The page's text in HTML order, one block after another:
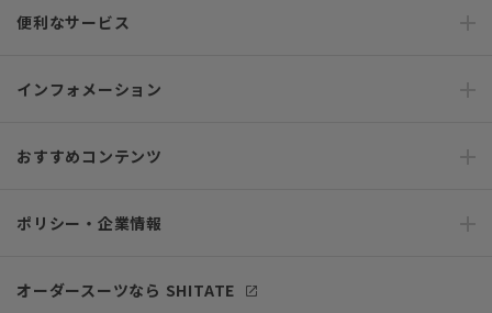
便利なサービス
インフォメーション
おすすめコンテンツ
ポリシー・企業情報
オーダースーツなら SHITATE